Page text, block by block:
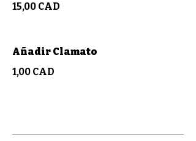
15,00 CAD
Añadir Clamato
1,00 CAD